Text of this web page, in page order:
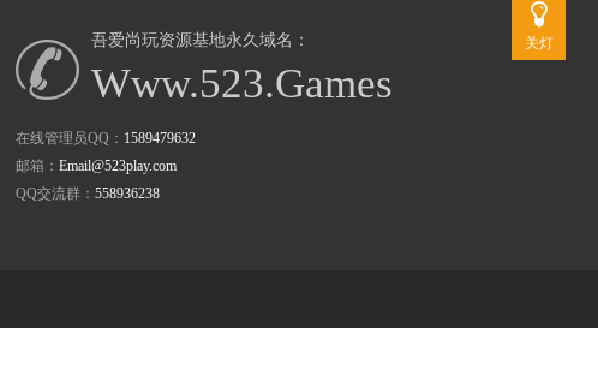
关灯
吾爱尚玩资源基地永久域名：
Www.523.Games
在线管理员QQ： 1589479632
邮箱： Email@523play.com
QQ交流群： 558936238